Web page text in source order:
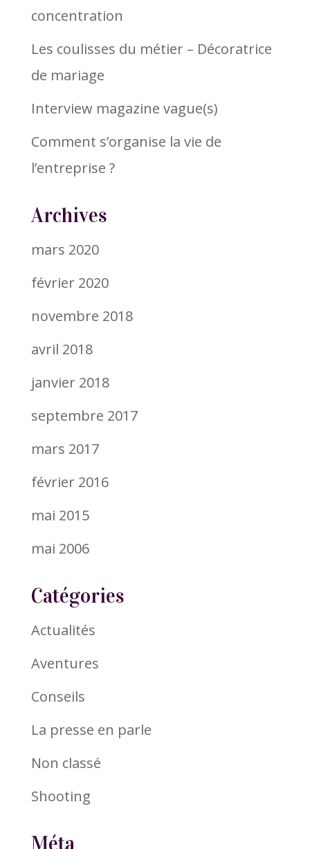
concentration
Les coulisses du métier – Décoratrice
de mariage
Interview magazine vague(s)
Comment s’organise la vie de
l’entreprise ?
Archives
mars 2020
février 2020
novembre 2018
avril 2018
janvier 2018
septembre 2017
mars 2017
février 2016
mai 2015
mai 2006
Catégories
Actualités
Aventures
Conseils
La presse en parle
Non classé
Shooting
Méta